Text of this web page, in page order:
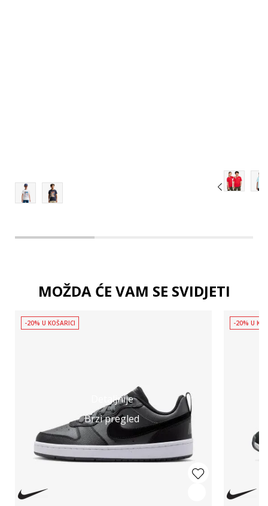
MOŽDA ĆE VAM SE SVIDJETI
Detaljnije
Brzi pregled
-20% U KOŠARICI -20% U